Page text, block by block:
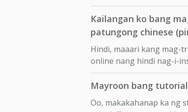
Kailangan ko bang
patungong chinese
Hindi, maaari kang mag-
online nang hindi nag-i-
Mayroon bang
Oo, makakahanap ka ng